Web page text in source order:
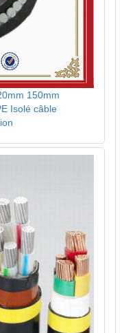
150mm
Isolé câble